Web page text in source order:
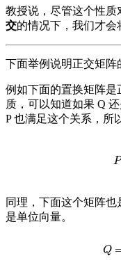
教授说，尽管这个性质
交的情况下，我们才会
下面举例说明正交矩阵
例如下面的置换矩阵
质，可以知道如果 Q
P 也满足这个关系，所
P
同理，下面这个矩阵
是单位向量。
Q
Q =[